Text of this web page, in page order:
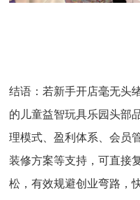
结语： 若新手开店毫无头
的儿童益智玩具乐园头部
理模式、盈利体系、会员
装修方案等支持，可直接
松，有效规避创业弯路，